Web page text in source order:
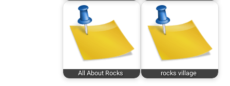
rocks village
All About Rocks